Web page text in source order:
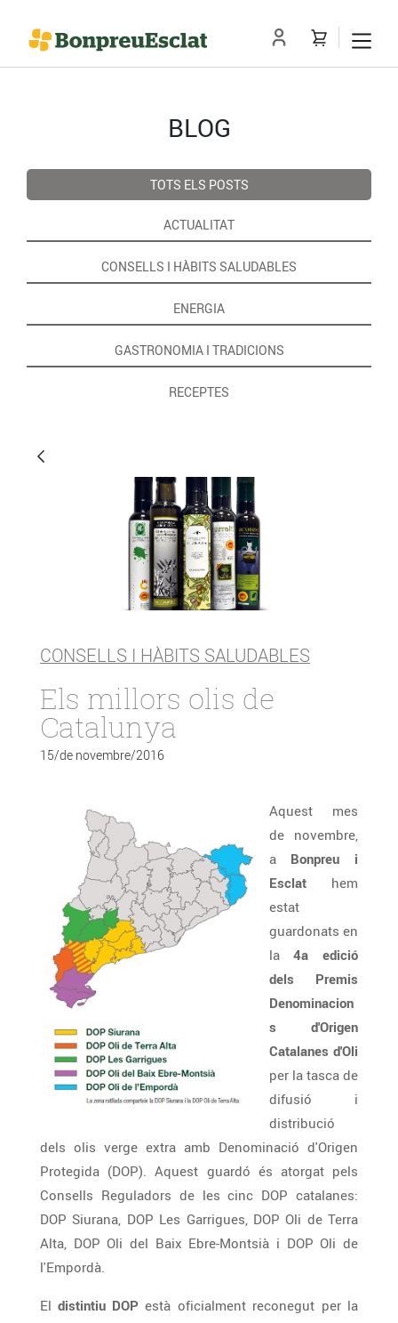
BLOG
TOTS ELS POSTS
ACTUALITAT
CONSELLS I HÀBITS SALUDABLES
ENERGIA
GASTRONOMIA I TRADICIONS
RECEPTES
CONSELLS I HÀBITS SALUDABLES
Els millors olis de
Catalunya
15/de novembre/2016
Aquest mes
de novembre,
a Bonpreu i
Esclat hem
estat
guardonats en
la 4a edició
dels Premis
Denominacion
s d'Origen
Catalanes d'Oli
per la tasca de
difusió i
distribució
dels olis verge extra amb Denominació d'Origen
Protegida (DOP). Aquest guardó és atorgat pels
Consells Reguladors de les cinc DOP catalanes:
DOP Siurana, DOP Les Garrigues, DOP Oli de Terra
Alta, DOP Oli del Baix Ebre-Montsià i DOP Oli de
l'Empordà.
El distintiu DOP està oficialment reconegut per la